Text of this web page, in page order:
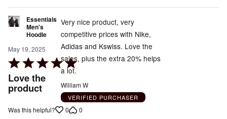
Essentials
Men's
Hoodie
May 19, 2025
Rated
5
out
5
Love the
product
Very nice product, very
competitive prices with Nike,
Adidas and Kswiss. Love the
sales, plus the extra 20% helps
a lot.
William W
VERIFIED PURCHASER
Was this helpful? 0 0